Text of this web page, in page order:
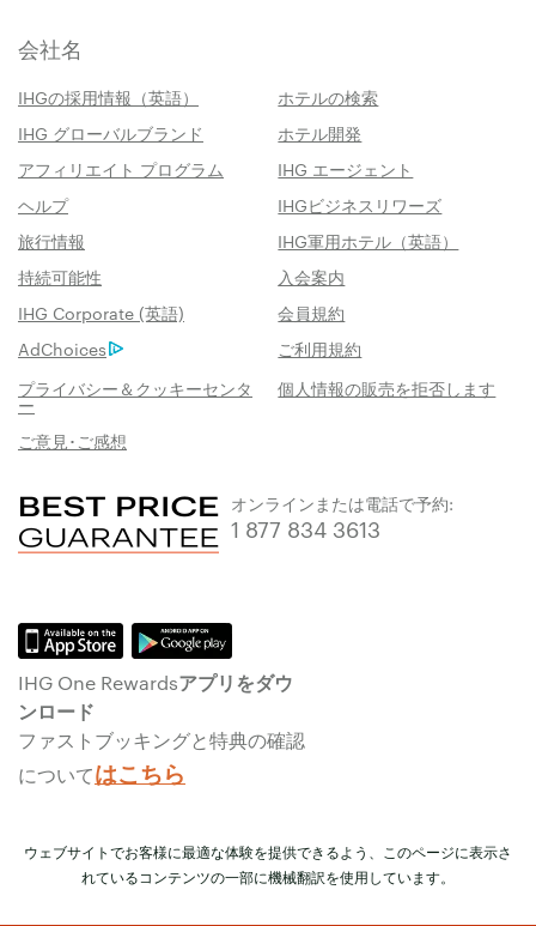
会社名
IHGの採用情報（英語）
ホテルの検索
IHG グローバルブランド
ホテル開発
アフィリエイト プログラム
IHG エージェント
ヘルプ
IHGビジネスリワーズ
旅行情報
IHG軍用ホテル（英語）
持続可能性
入会案内
IHG Corporate (英語)
会員規約
AdChoices
ご利用規約
プライバシー＆クッキーセンタ
ー
個人情報の販売を拒否します
ご意見･ご感想
オンラインまたは電話で予約:
1 877 834 3613
IHG One Rewardsアプリをダウ
ンロード
ファストブッキングと特典の確認
についてはこちら
ウェブサイトでお客様に最適な体験を提供できるよう、このページに表示さ
れているコンテンツの一部に機械翻訳を使用しています。